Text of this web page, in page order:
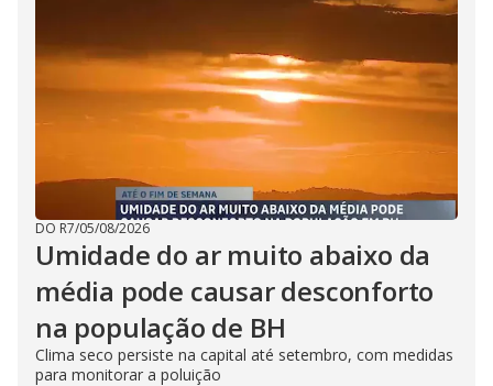
DO R7/05/08/2026
Umidade do ar muito abaixo da
média pode causar desconforto
na população de BH
Clima seco persiste na capital até setembro, com medidas
para monitorar a poluição